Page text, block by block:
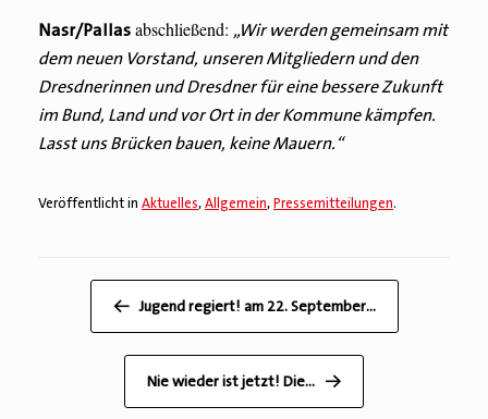
Nasr/Pallasabschließend: „Wir werden gemeinsam mit
dem neuen Vorstand, unseren Mitgliedern und den
Dresdnerinnen und Dresdner für eine bessere Zukunft
im Bund, Land und vor Ort in der Kommune kämpfen.
Lasst uns Brücken bauen, keine Mauern.“
Veröffentlicht in Aktuelles,Allgemein,Pressemitteilungen.
← Jugend regiert! am 22. September…
Nie wieder ist jetzt! Die… →